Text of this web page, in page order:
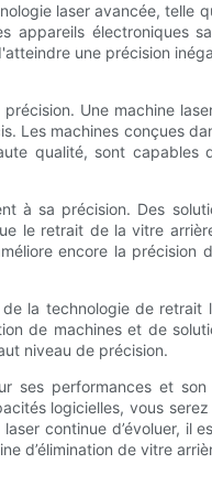
laser avancée, telle
appareils électroniques
une précision
Une machine
Les machines conçues
qualité, sont capables
à sa précision. Des
le retrait de la vitre
encore la précision
la technologie de retrait
de machines et de
niveau de précision.
ses performances et son
logicielles, vous
continue d’évoluer, il
d’élimination de vitre